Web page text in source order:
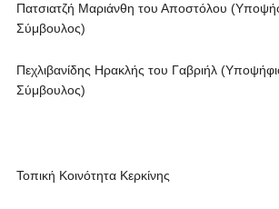
Πατσιατζή Μαριάνθη του Αποστόλου
Σύμβουλος)
Πεχλιβανίδης Ηρακλής του Γαβριήλ
Σύμβουλος)
Τοπική Κοινότητα Κερκίνης